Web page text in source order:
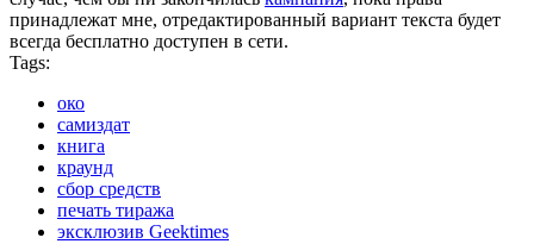
принадлежат мне, отредактированный вариант текста будет
всегда бесплатно доступен в сети.
Tags:
око
самиздат
книга
краунд
сбор средств
печать тиража
эксклюзив Geektimes